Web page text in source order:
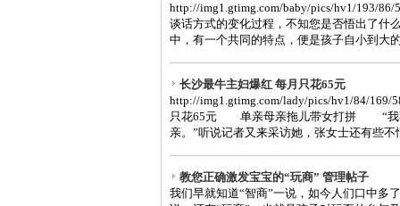
http://img1.gtimg.com/baby/pics/hv1/193/
谈话方式的变化过程，不知您是否悟出了什
中，有一个共同的特点，便是孩子自小到大
长沙最牛主妇爆红 每月只花65元
http://img1.gtimg.com/lady/pics/hv1/84/169/
只花65元 单亲母亲拖儿带女打拼 “我不
亲。”听说记者又来采访她，张女士还有些
教您正确激发宝宝的“玩商” 管理帖子
我们早就知道“智商”一说，如今人们口中多